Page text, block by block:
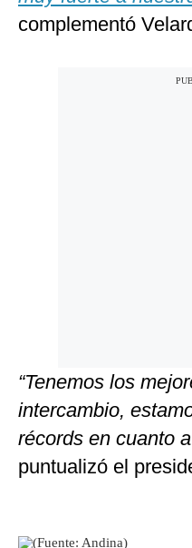
complementó
“Tenemos los
intercambio,
récords en cuanto
puntualizó el